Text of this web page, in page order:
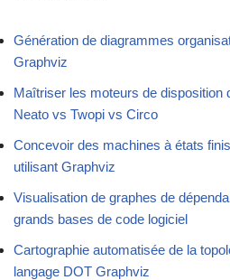
Génération de diagrammes
Graphviz
Maîtriser les moteurs de disposition
Neato vs Twopi vs Circo
Concevoir des machines à états
utilisant Graphviz
Visualisation de graphes de
grands bases de code logiciel
Cartographie automatisée de la
langage DOT Graphviz